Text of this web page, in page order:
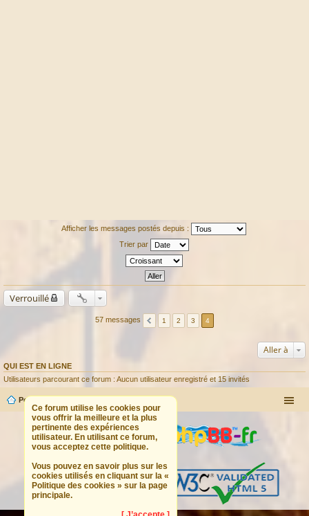
Afficher les messages postés depuis :
Trier par
Verrouillé
57 messages 1 2 3 4
Aller à
QUI EST EN LIGNE
Utilisateurs parcourant ce forum : Aucun utilisateur enregistré et 15 invités
Ce forum utilise les cookies pour
vous offrir la meilleure et la plus
pertinente des expériences
utilisateur. En utilisant ce forum,
vous acceptez cette politique.
Vous pouvez en savoir plus sur les
cookies utilisés en cliquant sur la «
Politique des cookies » sur la page
principale.
Portail